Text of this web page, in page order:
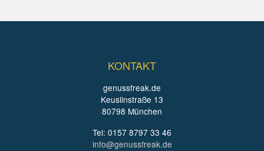
KONTAKT
genussfreak.de
Keuslinstraße 13
80798 München
Tel: 0157 8797 33 46
info@genussfreak.de